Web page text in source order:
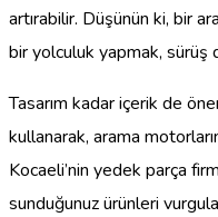
artırabilir. Düşünün ki, bir
bir yolculuk yapmak, sürüş
Tasarım kadar içerik de
kullanarak, arama
Kocaeli’nin yedek parça
sunduğunuz ürünleri